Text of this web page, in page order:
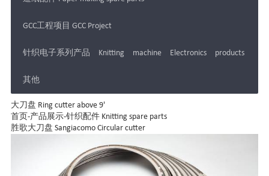
GCC工程项目 GCC Project
针织电子系列产品 Knitting machine Electronics products
其他
大刀盘 Ring cutter above 9'
首页-产品展示-针织配件 Knitting spare parts
胜歌大刀盘 Sangiacomo Circular cutter